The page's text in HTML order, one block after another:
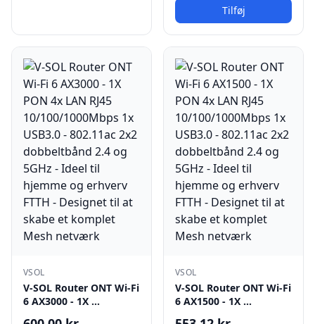
Tilføj
VSOL
V-SOL Router ONT Wi-Fi
6 AX3000 - 1X …
VSOL
V-SOL Router ONT Wi-Fi
6 AX1500 - 1X …